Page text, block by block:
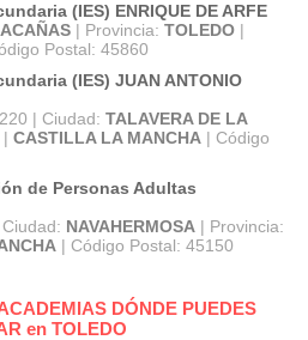
(IES) ENRIQUE DE ARFE
| Provincia: TOLEDO |
Postal: 45860
(IES) JUAN ANTONIO
| Ciudad: TALAVERA DE LA
| CASTILLA LA MANCHA | Código
de Personas Adultas
NAVAHERMOSA | Provincia:
| Código Postal: 45150
DÓNDE PUEDES
en TOLEDO